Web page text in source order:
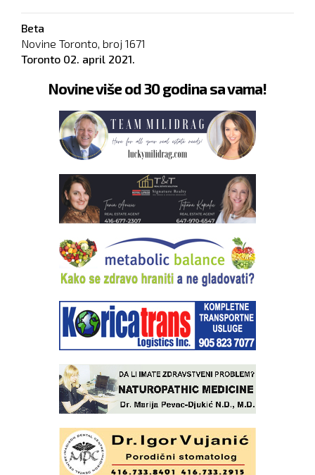
Beta
Novine Toronto, broj 1671
Toronto 02. april 2021.
Novine više od 30 godina sa vama!